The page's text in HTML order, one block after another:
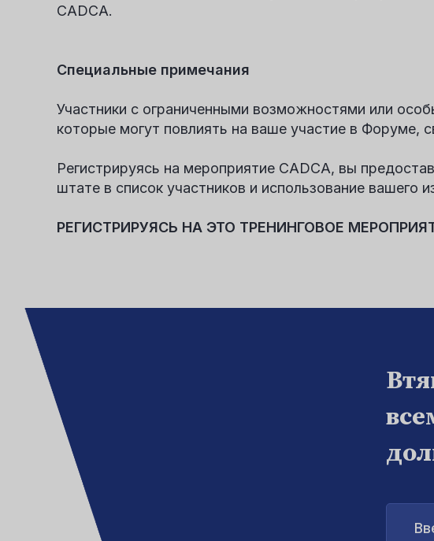
CADCA.
Специальные примечания
Участники с ограниченными возможностями или
которые могут повлиять на ваше участие в Форуме,
Регистрируясь на мероприятие CADCA, вы
штате в список участников и использование вашего
РЕГИСТРИРУЯСЬ НА ЭТО ТРЕНИНГОВОЕ
Введите
адрес